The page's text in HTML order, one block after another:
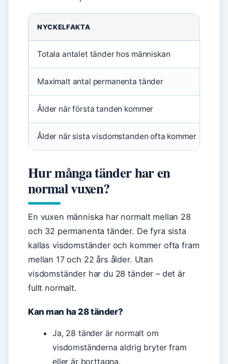
NYCKELFAKTA
Totala antalet tänder hos människan
Maximalt antal permanenta tänder
Ålder när första tanden kommer
Ålder när sista visdomstanden ofta kommer
Hur många tänder har en
normal vuxen?
En vuxen människa har normalt mellan 28
och 32 permanenta tänder. De fyra sista
kallas visdomständer och kommer ofta fram
mellan 17 och 22 års ålder. Utan
visdomständer har du 28 tänder – det är
fullt normalt.
Kan man ha 28 tänder?
Ja, 28 tänder är normalt om
visdomständerna aldrig bryter fram
eller är borttagna.